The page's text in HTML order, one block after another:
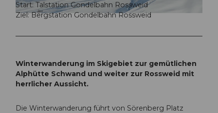
© Yannick Röösli, UNESCO Biosphäre Entlebuch
Start: Talstation Gondelbahn Rossweid
Ziel: Bergstation Gondelbahn Rossweid
Winterwanderung im Skigebiet zur gemütlichen
Alphütte Schwand und weiter zur Rossweid mit
herrlicher Aussicht.
Die Winterwanderung führt von Sörenberg Platz